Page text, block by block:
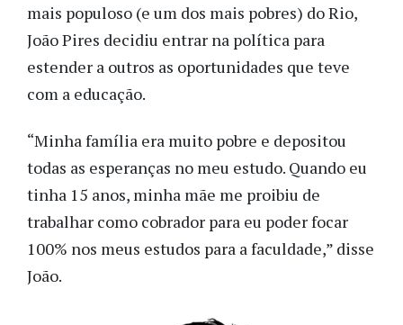
mais populoso (e um dos mais pobres) do Rio,
João Pires decidiu entrar na política para
estender a outros as oportunidades que teve
com a educação.
“Minha família era muito pobre e depositou
todas as esperanças no meu estudo. Quando eu
tinha 15 anos, minha mãe me proibiu de
trabalhar como cobrador para eu poder focar
100% nos meus estudos para a faculdade,” disse
João.